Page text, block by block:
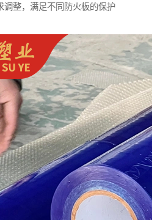
调整，满足不同防火板的保护